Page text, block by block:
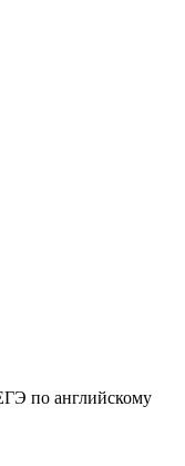
по английскому